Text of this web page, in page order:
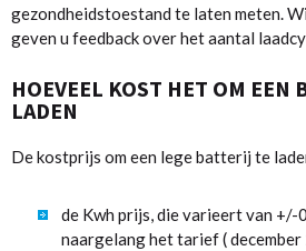
gezondheidstoestand te laten meten.
geven u feedback over het aantal
HOEVEEL KOST HET OM EEN
LADEN
De kostprijs om een lege batterij te
de Kwh prijs, die varieert van
naargelang het tarief (